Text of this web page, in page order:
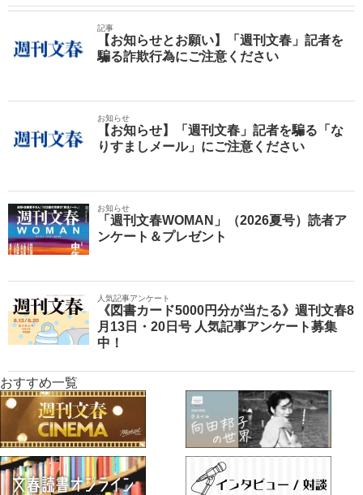
記事
【お知らせとお願い】「週刊文春」記者を
騙る詐欺行為にご注意ください
お知らせ
【お知らせ】「週刊文春」記者を騙る「な
りすましメール」にご注意ください
お知らせ
「週刊文春WOMAN」（2026夏号）読者ア
ンケート＆プレゼント
人気記事アンケート
《図書カード5000円分が当たる》週刊文春8
月13日・20日号 人気記事アンケート募集
中！
おすすめ一覧